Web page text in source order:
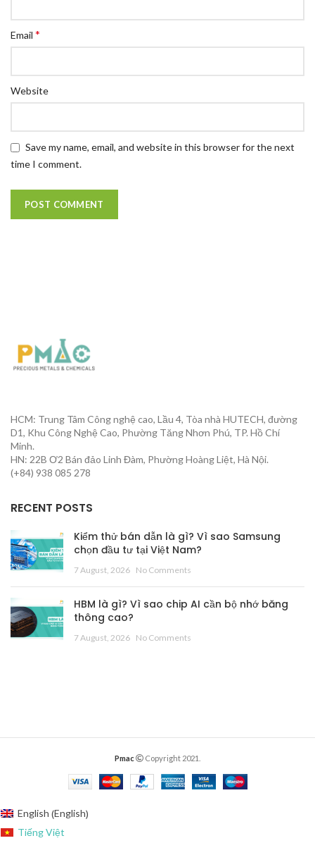
Email *
Website
Save my name, email, and website in this browser for the next
time I comment.
HCM: Trung Tâm Công nghệ cao, Lầu 4, Tòa nhà HUTECH, đường
D1, Khu Công Nghệ Cao, Phường Tăng Nhơn Phú, TP. Hồ Chí
Minh.
HN: 22B Ơ2 Bán đảo Linh Đàm, Phường Hoàng Liệt, Hà Nội.
(+84) 938 085 278
RECENT POSTS
Kiểm thử bán dẫn là gì? Vì sao Samsung
chọn đầu tư tại Việt Nam?
7 August, 2026 No Comments
HBM là gì? Vì sao chip AI cần bộ nhớ băng
thông cao?
7 August, 2026 No Comments
Pmac Copyright 2021.
English (English)
Tiếng Việt